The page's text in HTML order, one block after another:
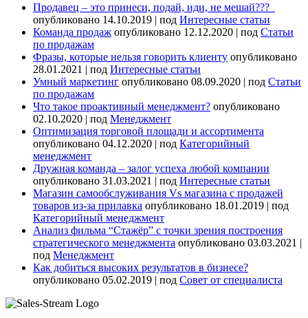
Продавец – это принеси, подай, иди, не мешай???
опубликовано 14.10.2019 | под Интересные статьи
Команда продаж опубликовано 12.12.2020 | под Статьи
по продажам
Фразы, которые нельзя говорить клиенту опубликовано
28.01.2021 | под Интересные статьи
Умный маркетинг опубликовано 08.09.2020 | под Статьи
по продажам
Что такое проактивный менеджмент? опубликовано
02.10.2020 | под Менеджмент
Оптимизация торговой площади и ассортимента
опубликовано 04.12.2020 | под Категорийный
менеджмент
Дружная команда – залог успеха любой компании
опубликовано 31.03.2021 | под Интересные статьи
Магазин самообслуживания Vs магазина с продажей
товаров из-за прилавка опубликовано 18.01.2019 | под
Категорийный менеджмент
Анализ фильма “Стажёр” с точки зрения построения
стратегического менеджмента опубликовано 03.03.2021 |
под Менеджмент
Как добиться высоких результатов в бизнесе?
опубликовано 05.02.2019 | под Совет от специалиста